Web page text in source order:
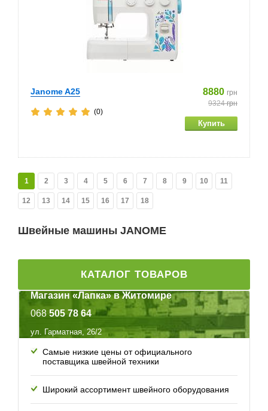
Janome A25 8880 грн
9324грн
(0)
1 2 3 4 5 6 7 8 9 10 11
12 13 14 15 16 17 18
Швейные машины JANOME
КАТАЛОГ ТОВАРОВ
Магазин «Лапка» в Житомире
068 505 78 64
ул. Гарматная, 26/2
Самые низкие цены от официального
поставщика швейной техники
Широкий ассортимент швейного оборудования